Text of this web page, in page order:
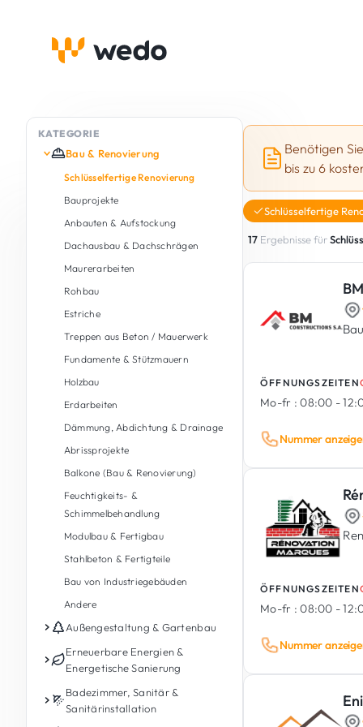
KATEGORIE
Bau & Renovierung
Schlüsselfertige Renovierung
Bauprojekte
Anbauten & Aufstockung
Dachausbau & Dachschrägen
Maurerarbeiten
Rohbau
Estriche
Treppen aus Beton / Mauerwerk
Fundamente & Stützmauern
Holzbau
Erdarbeiten
Dämmung, Abdichtung & Drainage
Abrissprojekte
Balkone (Bau & Renovierung)
Feuchtigkeits- &
Schimmelbehandlung
Modulbau & Fertigbau
Stahlbeton & Fertigteile
Bau von Industriegebäuden
Andere
Außengestaltung & Gartenbau
Gartenpflege
Gartengestaltung &
Landschaftsbau
Außengestaltung
Erneuerbare Energien &
Energetische Sanierung
Photovoltaik
Energiespeicherbatterie
Badezimmer, Sanitär &
Sanitärinstallation
Benötigen
bis zu 6
Schlüsselfertige
17 Ergebnisse für
ÖFFNUNGSZEITEN
Mo-fr : 08:00 -
Nummer
ÖFFNUNGSZEITEN
Mo-fr : 08:00 -
Nummer